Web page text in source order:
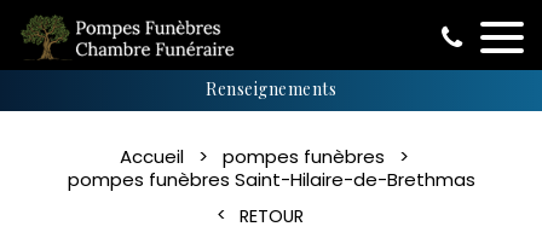
Renseignements
Accueil
pompes funèbres
pompes funèbres Saint-Hilaire-de-Brethmas
RETOUR